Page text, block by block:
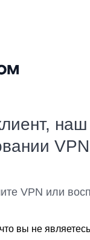
наш
VPN или
вы не